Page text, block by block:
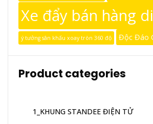
Xe đẩy bán hàng
ý tưởng sân khấu xoay tròn 360 độ Độc Đáo
Product categories
1_KHUNG STANDEE ĐIỆN TỬ